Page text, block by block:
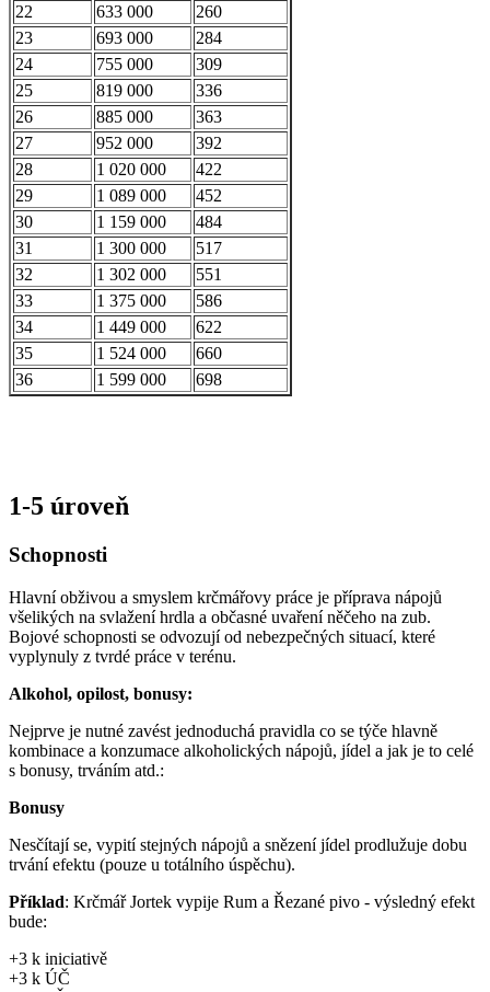
22
633 000
260
23
693 000
284
24
755 000
309
25
819 000
336
26
885 000
363
27
952 000
392
28
1 020 000
422
29
1 089 000
452
30
1 159 000
484
31
1 300 000
517
32
1 302 000
551
33
1 375 000
586
34
1 449 000
622
35
1 524 000
660
36
1 599 000 698
1-5 úroveň
Schopnosti
Hlavní obživou a smyslem krčmářovy práce je příprava nápojů
všelikých na svlažení hrdla a občasné uvaření něčeho na zub.
Bojové schopnosti se odvozují od nebezpečných situací, které
vyplynuly z tvrdé práce v terénu.
Alkohol, opilost, bonusy:
Nejprve je nutné zavést jednoduchá pravidla co se týče hlavně
kombinace a konzumace alkoholických nápojů, jídel a jak je to celé
s bonusy, trváním atd.:
Bonusy
Nesčítají se, vypití stejných nápojů a snězení jídel prodlužuje dobu
trvání efektu (pouze u totálního úspěchu).
Příklad: Krčmář Jortek vypije Rum a Řezané pivo - výsledný efekt
bude:
+3 k iniciativě
+3 k ÚČ